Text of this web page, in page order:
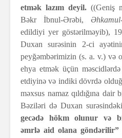
etmək lazım deyil. ((Geniş
Bəkr İbnul-Ərəbi,
edildiyi yer göstərilməyib),
Duxan surəsinin 2-ci
peyğəmbərimizin (s. a. v.) və
ehya etmək üçün məscidlərdə
etdiyinə və indiki dövrdə
məxsus namaz qıldığına
Bəziləri də Duxan surəsindəki
gecədə hökm olunur və
əmrlə aid olana göndərilir”